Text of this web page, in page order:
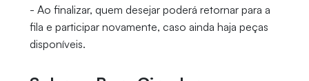
- Ao finalizar, quem desejar poderá retornar para a
fila e participar novamente, caso ainda haja peças
disponíveis.